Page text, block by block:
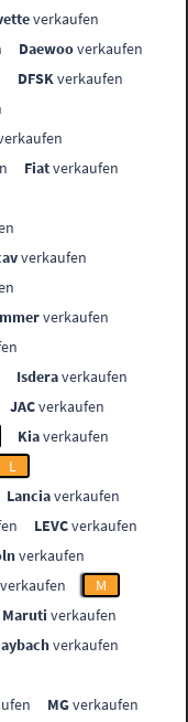
verkaufen
Daewooverkaufen
DFSKverkaufen
Fiatverkaufen
verkaufen
verkaufen
Isderaverkaufen
JACverkaufen
Kiaverkaufen
L
Lanciaverkaufen
LEVCverkaufen
verkaufen
verkaufen
M
Maruti verkaufen
verkaufen
MGverkaufen